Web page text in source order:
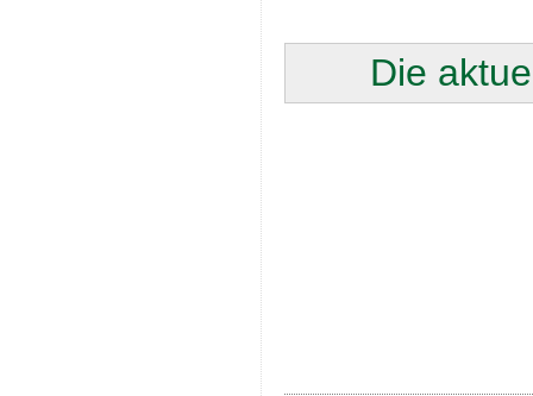
Die